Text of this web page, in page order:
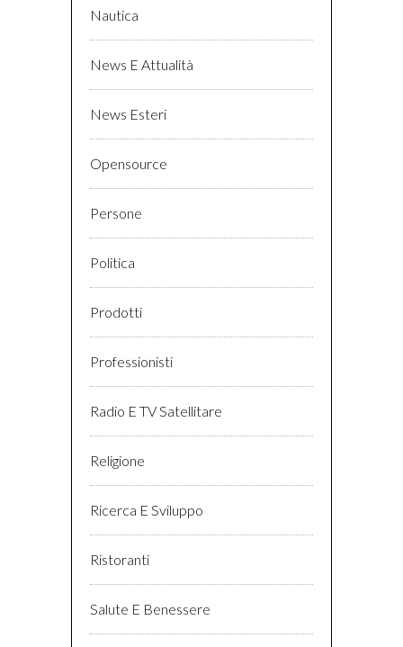
Nautica
News E Attualità
News Esteri
Opensource
Persone
Politica
Prodotti
Professionisti
Radio E TV Satellitare
Religione
Ricerca E Sviluppo
Ristoranti
Salute E Benessere